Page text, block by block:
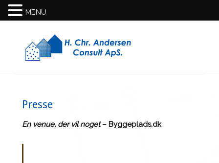
Presse
En venue, der vil noget– Byggeplads.dk
MENU